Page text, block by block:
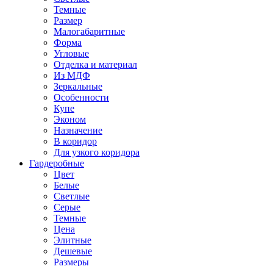
Темные
Размер
Малогабаритные
Форма
Угловые
Отделка и материал
Из МДФ
Зеркальные
Особенности
Купе
Эконом
Назначение
В коридор
Для узкого коридора
Гардеробные
Цвет
Белые
Светлые
Серые
Темные
Цена
Элитные
Дешевые
Размеры